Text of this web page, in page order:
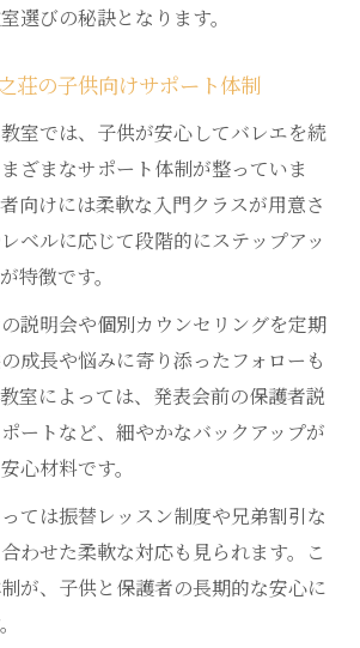
室選びで重視すべき子供向けのポ
バレエ 子供に優しい教室の特徴を
にかかる費用と注意点をチェック
エ習い事にかかる費用の内訳と目
バレエ 子供の費用負担を減らす工
い事 子供の費用比較と家計への影
エ教室で注意すべき子供の費用ポ
い事 費用面で見逃しがちな注意点
支えるバレエの魅力とは何か
子供の心身成長に与える魅力的効
選びの秘訣となります。
荘の子供向けサポート体制
室では、子供が安心してバレエを続
ざまなサポート体制が整っていま
向けには柔軟な入門クラスが用意さ
ベルに応じて段階的にステップアッ
特徴です。
説明会や個別カウンセリングを定期
成長や悩みに寄り添ったフォローも
室によっては、発表会前の保護者説
ートなど、細やかなバックアップが
心材料です。
ては振替レッスン制度や兄弟割引な
わせた柔軟な対応も見られます。こ
が、子供と保護者の長期的な安心に